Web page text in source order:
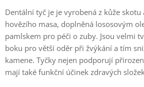
Dentální tyč je je vyrobená z kůže skotu
hovězího masa, doplněná lososovým
pamlskem pro péči o zuby. Jsou velmi
boku pro větší oděr při žvýkání a tím
kamene. Tyčky nejen podporují
mají také funkční účinek zdravých